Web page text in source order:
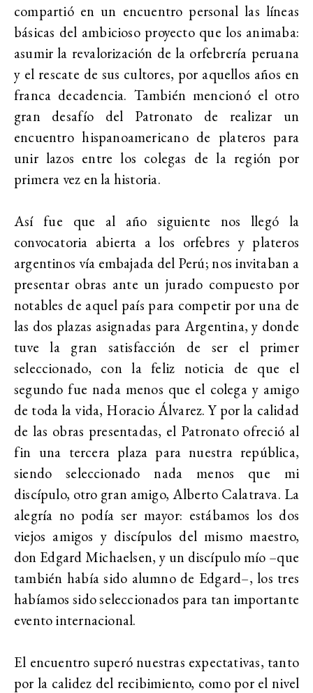
compartió en un encuentro personal las líneas
básicas del ambicioso proyecto que los animaba:
asumir la revalorización de la orfebrería peruana
y el rescate de sus cultores, por aquellos años en
franca decadencia. También mencionó el otro
gran desafío del Patronato de realizar un
encuentro hispanoamericano de plateros para
unir lazos entre los colegas de la región por
primera vez en la historia.
Así fue que al año siguiente nos llegó la
convocatoria abierta a los orfebres y plateros
argentinos vía embajada del Perú; nos invitaban a
presentar obras ante un jurado compuesto por
notables de aquel país para competir por una de
las dos plazas asignadas para Argentina, y donde
tuve la gran satisfacción de ser el primer
seleccionado, con la feliz noticia de que el
segundo fue nada menos que el colega y amigo
de toda la vida, Horacio Álvarez. Y por la calidad
de las obras presentadas, el Patronato ofreció al
fin una tercera plaza para nuestra república,
siendo seleccionado nada menos que mi
discípulo, otro gran amigo, Alberto Calatrava. La
alegría no podía ser mayor: estábamos los dos
viejos amigos y discípulos del mismo maestro,
don Edgard Michaelsen, y un discípulo mío –que
también había sido alumno de Edgard–, los tres
habíamos sido seleccionados para tan importante
evento internacional.
El encuentro superó nuestras expectativas, tanto
por la calidez del recibimiento, como por el nivel